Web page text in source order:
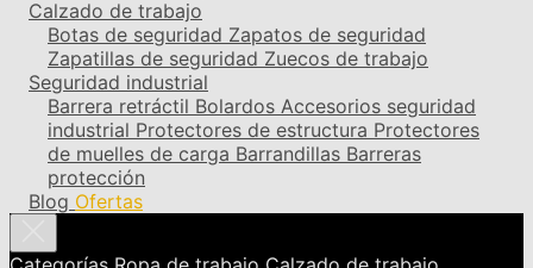
Calzado de trabajo
Botas de seguridad Zapatos de seguridad
Zapatillas de seguridad Zuecos de trabajo
Seguridad industrial
Barrera retráctil Bolardos Accesorios seguridad
industrial Protectores de estructura Protectores
de muelles de carga Barrandillas Barreras
protección
Blog Ofertas